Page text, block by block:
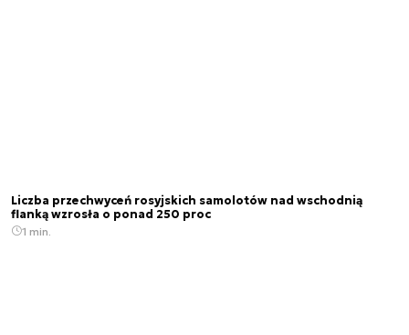
Liczba przechwyceń rosyjskich samolotów nad wschodnią
flanką wzrosła o ponad 250 proc
1 min.